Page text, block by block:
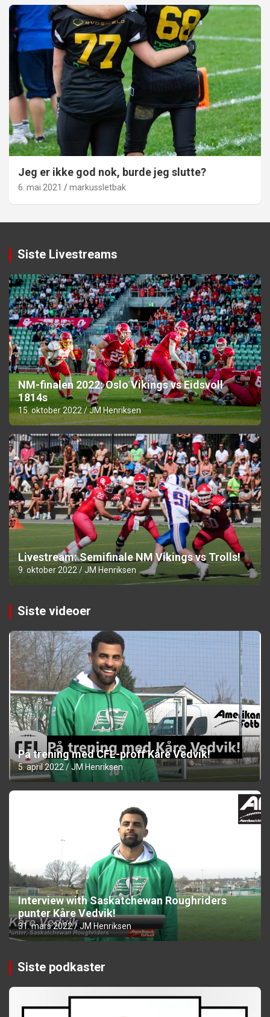
Jeg er ikke god nok, burde jeg slutte?
6. mai 2021 markussletbak
Siste Livestreams
NM-finalen 2022: Oslo Vikings vs Eidsvoll
1814s
15. oktober 2022 JM Henriksen
Livestream: Semifinale NM Vikings vs Trolls!
9. oktober 2022 JM Henriksen
Siste videoer
På trening med CFL-proff Kåre Vedvik!
5. april 2022 JM Henriksen
Interview with Saskatchewan Roughriders
punter Kåre Vedvik!
31. mars 2022 JM Henriksen
Siste podkaster